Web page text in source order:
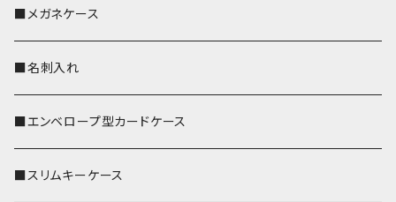
■メガネケース
■名刺入れ
■エンベロープ型カードケース
■スリムキーケース